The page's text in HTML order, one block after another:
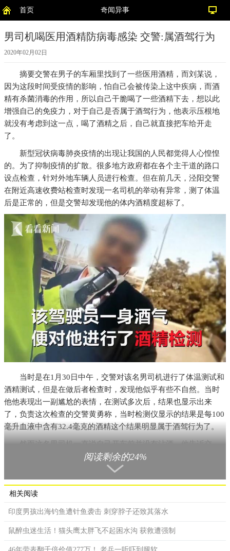
首页 奇闻异事
男司机喝医用酒精防病毒感染 交警:属酒驾行为
2020年02月02日
摘要交警在男子的车厢里找到了一些医用酒精，而刘某说，
因为这段时间受疫情的影响，怕自己会被传染上这中疾病，而酒
精有杀菌消毒的作用，所以自己干脆喝了一些酒精下去，想以此
增强自己的免疫力，对于自己是否属于酒驾行为，他表示压根地
就没有考虑到这一点，喝了酒精之后，自己就直接把车给开走
了。
新型冠状病毒肺炎疫情的出现让我国的人民都觉得人心惶惶
的。为了抑制疫情的扩散。很多地方政府都在各个主干道的路口
设点检查，针对外地车辆人员进行检查。但在前几天，泾阳交警
在附近高速收费站检查时发现一名司机的举动有异常，测了体温
后是正常的，但是交警却发现他的体内酒精度超标了。
当时是在1月30日中午，交警对该名男司机进行了体温测试和
酒精测试，但是在做后者检查时，发现他似乎有些不自然。当时
他他表现出一副尴尬的表情，在测试多次后，结果也显示出来
了，负责这次检查的交警黄勇称，当时检测仪显示的结果是每100
毫升血液中含有32.4毫克的酒精这个结果明显属于酒驾行为了。
然而这名男司机一直说自己开车前并没有沾酒，他告诉交
警，自己只是喝了一些手上拿着的液体。交警仔细一瞧，在场的
人都被惊住了，因为他喝的是东西竟然是酒精！
阅读剩余的24%
相关阅读
印度男孩出海钓鱼遭针鱼袭击 刺穿脖子还致其落水
鼠醉虫迷生活！猫头鹰太胖飞不起困水沟 获救遭强制